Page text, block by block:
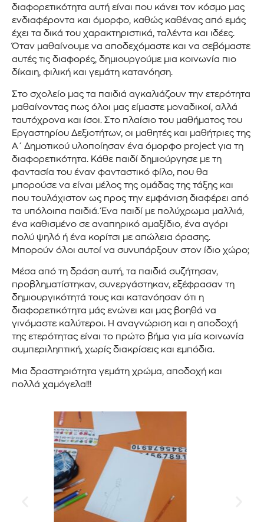
διαφορετικότητα αυτή είναι που κάνει τον κόσμο μας
ενδιαφέροντα και όμορφο, καθώς καθένας από εμάς
έχει τα δικά του χαρακτηριστικά, ταλέντα και ιδέες.
Όταν μαθαίνουμε να αποδεχόμαστε και να σεβόμαστε
αυτές τις διαφορές, δημιουργούμε μια κοινωνία πιο
δίκαιη, φιλική και γεμάτη κατανόηση.
Στο σχολείο μας τα παιδιά αγκαλιάζουν την ετερότητα
μαθαίνοντας πως όλοι μας είμαστε μοναδικοί, αλλά
ταυτόχρονα και ίσοι. Στο πλαίσιο του μαθήματος του
Εργαστηρίου Δεξιοτήτων, οι μαθητές και μαθήτριες της
Α΄ Δημοτικού υλοποίησαν ένα όμορφο project για τη
διαφορετικότητα. Κάθε παιδί δημιούργησε με τη
φαντασία του έναν φανταστικό φίλο, που θα
μπορούσε να είναι μέλος της ομάδας της τάξης και
που τουλάχιστον ως προς την εμφάνιση διαφέρει από
τα υπόλοιπα παιδιά. Ένα παιδί με πολύχρωμα μαλλιά,
ένα καθισμένο σε αναπηρικό αμαξίδιο, ένα αγόρι
πολύ ψηλό ή ένα κορίτσι με απώλεια όρασης.
Μπορούν όλοι αυτοί να συνυπάρξουν στον ίδιο χώρο;
Μέσα από τη δράση αυτή, τα παιδιά συζήτησαν,
προβληματίστηκαν, συνεργάστηκαν, εξέφρασαν τη
δημιουργικότητά τους και κατανόησαν ότι η
διαφορετικότητα μάς ενώνει και μας βοηθά να
γινόμαστε καλύτεροι. Η αναγνώριση και η αποδοχή
της ετερότητας είναι το πρώτο βήμα για μία κοινωνία
συμπεριληπτική, χωρίς διακρίσεις και εμπόδια.
Μια δραστηριότητα γεμάτη χρώμα, αποδοχή και
πολλά χαμόγελα!!!